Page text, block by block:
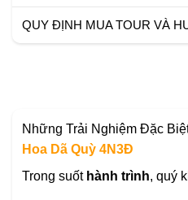
QUY ĐỊNH MUA TOUR VÀ
Những Trải Nghiệm Đặc
Hoa Dã Quỳ 4N3Đ
Trong suốt hành trình, quý